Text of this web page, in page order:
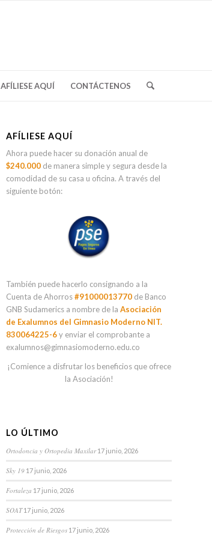
AFÍLIESE AQUÍ CONTÁCTENOS
AFÍLIESE AQUÍ
Ahora puede hacer su donación anual de
$240.000 de manera simple y segura desde la
comodidad de su casa u oficina. A través del
siguiente botón:
También puede hacerlo consignando a la
Cuenta de Ahorros#91000013770 de Banco
GNB Sudamerics a nombre de laAsociación
de Exalumnos del Gimnasio Moderno NIT.
830064225-6y enviar el comprobante a
exalumnos@gimnasiomoderno.edu.co
¡Comience a disfrutar los beneficios que ofrece
la Asociación!
LO ÚLTIMO
Ortodoncia y Ortopedia Maxilar 17 junio, 2026
Sky 19 17 junio, 2026
Fortaleza 17 junio, 2026
SOAT 17 junio, 2026
Protección de Riesgos 17 junio, 2026